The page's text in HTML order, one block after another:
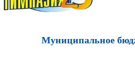
Муниципальное